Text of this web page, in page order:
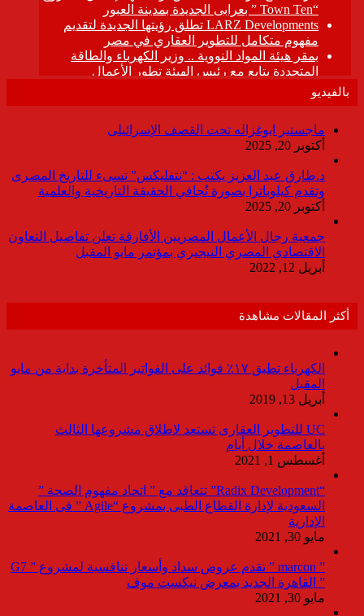
بالفيديو
ماجستير ابوغزاله تحت القصف الإسرائيلى
أكتوبر 20, 2025
د.طارق عبد العزيز يكتب : “نتفليكس” تسىء للتاريخ المصرى
وتقدم كيلوباترا بصورة تُجافي الحقيقة التاريخية والعلمية
أكتوبر 20, 2025
جمعية رجال الأعمال المصريين الأفارقة تعلن تفاصيل التعاون
الاقتصادي المصري النيجيري بمؤتمر مايو المقبل
أبريل 12, 2022
أكثر المقالات مشاهدة
الكهرباء تطبق ١٧٪ فوائد على الفواتير المتأخرة بداية من مايو
المقبل
أبريل 13, 2019
UC للتطوير العقارى تستعد لاطلاق مشروعها الثالث
بالعاصمة خلال أيام
أغسطس 1, 2021
“Radix Development” تتعاقد مع ” اتحاد مفهوم الصحة ”
السعودية لإدارة القطاع الطبى بمشروع “Agile ” فى العاصمة
الإدارية
مايو 30, 2021
” marcon ” تقدم عروض سداد وأسعار تنافسية لمشروع ” G7
” القاهرة الجديد بمعرض نيكست موف
مايو 30, 2021